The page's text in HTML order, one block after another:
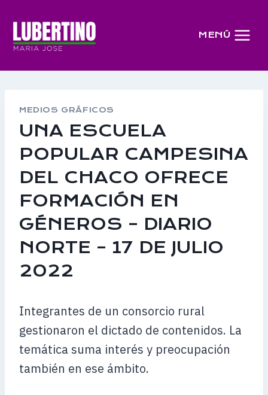
contenido
MENÚ
MEDIOS GRÁFICOS
UNA ESCUELA
POPULAR CAMPESINA
DEL CHACO OFRECE
FORMACIÓN EN
GÉNEROS – DIARIO
NORTE – 17 DE JULIO
2022
Integrantes de un consorcio rural
gestionaron el dictado de contenidos. La
temática suma interés y preocupación
también en ese ámbito.